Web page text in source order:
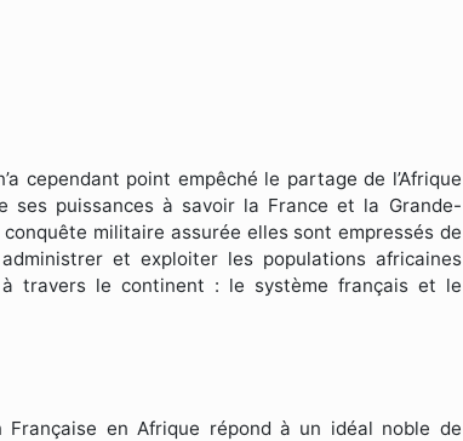
cependant point empêché le partage de l’Afrique
ses puissances à savoir la France et la Grande-
militaire assurée elles sont empressés de
et exploiter les populations africaines
travers le continent : le système français et le
en Afrique répond à un idéal noble de